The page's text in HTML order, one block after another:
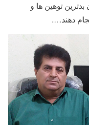
بدترین توهین ها و
دهند….